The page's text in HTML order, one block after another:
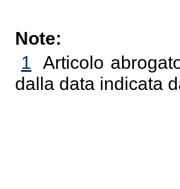
Note:
1 Articolo
dalla data indicata